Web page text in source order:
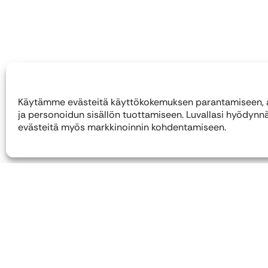
Käytämme evästeitä käyttökokemuksen parantamiseen,
ja personoidun sisällön tuottamiseen. Luvallasi
evästeitä myös markkinoinnin kohdentamiseen.